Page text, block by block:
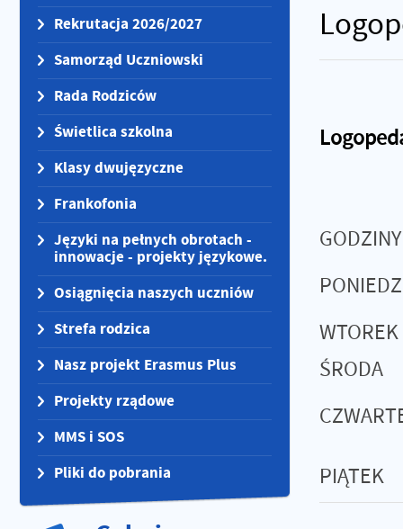
Rekrutacja 2026/2027
Samorząd Uczniowski
Rada Rodziców
Świetlica szkolna
Klasy dwujęzyczne
Frankofonia
Języki na pełnych obrotach -
innowacje - projekty językowe.
Osiągnięcia naszych uczniów
Strefa rodzica
Nasz projekt Erasmus Plus
Projekty rządowe
MMS i SOS
Pliki do pobrania